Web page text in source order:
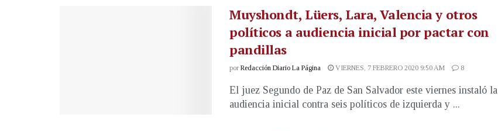
Muyshondt, Lüers, Lara, Valencia y otros
políticos a audiencia inicial por pactar con
pandillas
por Redacción Diario La Página VIERNES, 7 FEBRERO 2020 9:50 AM 8
El juez Segundo de Paz de San Salvador este viernes instaló la
audiencia inicial contra seis políticos de izquierda y ...